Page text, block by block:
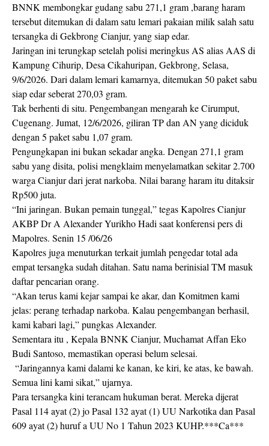
BNNK membongkar gudang sabu 271,1 gram ,barang haram
tersebut ditemukan di dalam satu lemari pakaian milik salah satu
tersangka di Gekbrong Cianjur, yang siap edar.
Jaringan ini terungkap setelah polisi meringkus AS alias AAS di
Kampung Cihurip, Desa Cikahuripan, Gekbrong, Selasa,
9/6/2026. Dari dalam lemari kamarnya, ditemukan 50 paket sabu
siap edar seberat 270,03 gram.
Tak berhenti di situ. Pengembangan mengarah ke Cirumput,
Cugenang. Jumat, 12/6/2026, giliran TP dan AN yang diciduk
dengan 5 paket sabu 1,07 gram.
Pengungkapan ini bukan sekadar angka. Dengan 271,1 gram
sabu yang disita, polisi mengklaim menyelamatkan sekitar 2.700
warga Cianjur dari jerat narkoba. Nilai barang haram itu ditaksir
Rp500 juta.
“Ini jaringan. Bukan pemain tunggal,” tegas Kapolres Cianjur
AKBP Dr A Alexander Yurikho Hadi saat konferensi pers di
Mapolres. Senin 15 /06/26
Kapolres juga menuturkan terkait jumlah pengedar total ada
empat tersangka sudah ditahan. Satu nama berinisial TM masuk
daftar pencarian orang.
“Akan terus kami kejar sampai ke akar, dan Komitmen kami
jelas: perang terhadap narkoba. Kalau pengembangan berhasil,
kami kabari lagi,” pungkas Alexander.
Sementara itu , Kepala BNNK Cianjur, Muchamat Affan Eko
Budi Santoso, memastikan operasi belum selesai.
“Jaringannya kami dalami ke kanan, ke kiri, ke atas, ke bawah.
Semua lini kami sikat,” ujarnya.
Para tersangka kini terancam hukuman berat. Mereka dijerat
Pasal 114 ayat (2) jo Pasal 132 ayat (1) UU Narkotika dan Pasal
609 ayat (2) huruf a UU No 1 Tahun 2023 KUHP.***Ca***